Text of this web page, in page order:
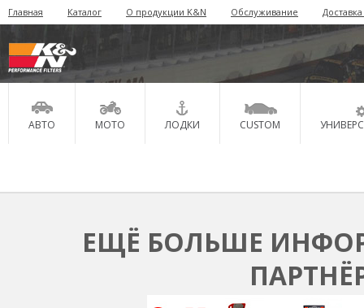
Главная Каталог О продукции K&N Обслуживание
АВТО МОТО ЛОДКИ CUSTOM
ЕЩЁ БОЛЬШЕ